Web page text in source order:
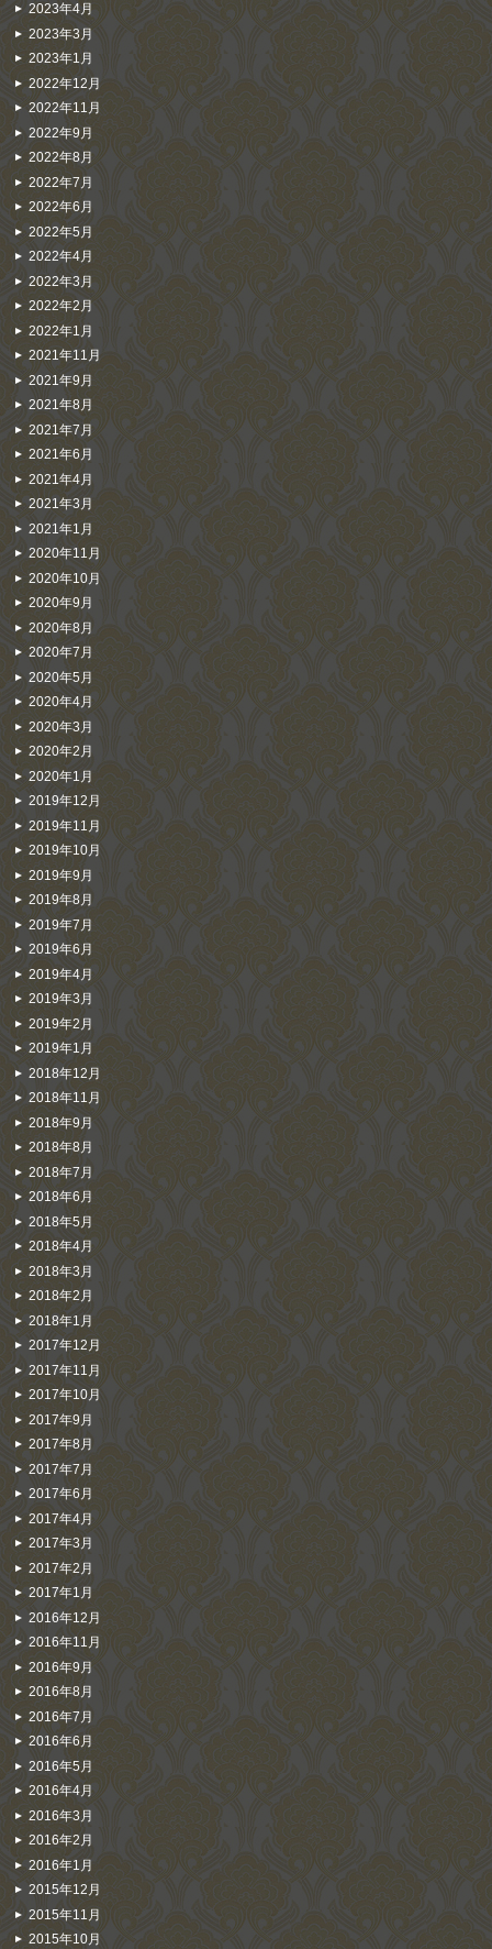
2023年4月
2023年3月
2023年1月
2022年12月
2022年11月
2022年9月
2022年8月
2022年7月
2022年6月
2022年5月
2022年4月
2022年3月
2022年2月
2022年1月
2021年11月
2021年9月
2021年8月
2021年7月
2021年6月
2021年4月
2021年3月
2021年1月
2020年11月
2020年10月
2020年9月
2020年8月
2020年7月
2020年5月
2020年4月
2020年3月
2020年2月
2020年1月
2019年12月
2019年11月
2019年10月
2019年9月
2019年8月
2019年7月
2019年6月
2019年4月
2019年3月
2019年2月
2019年1月
2018年12月
2018年11月
2018年9月
2018年8月
2018年7月
2018年6月
2018年5月
2018年4月
2018年3月
2018年2月
2018年1月
2017年12月
2017年11月
2017年10月
2017年9月
2017年8月
2017年7月
2017年6月
2017年4月
2017年3月
2017年2月
2017年1月
2016年12月
2016年11月
2016年9月
2016年8月
2016年7月
2016年6月
2016年5月
2016年4月
2016年3月
2016年2月
2016年1月
2015年12月
2015年11月
2015年10月